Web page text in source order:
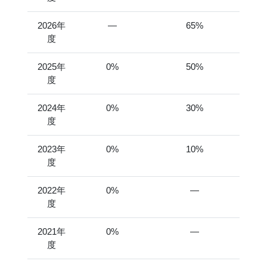
2026年
度
― 65%
2025年
度
0% 50%
2024年
度
0% 30%
2023年
度
0% 10%
2022年
度
0% ―
2021年
度
0% ―